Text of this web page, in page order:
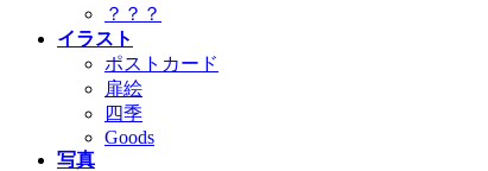
？？？
イラスト
ポストカード
扉絵
四季
Goods
写真